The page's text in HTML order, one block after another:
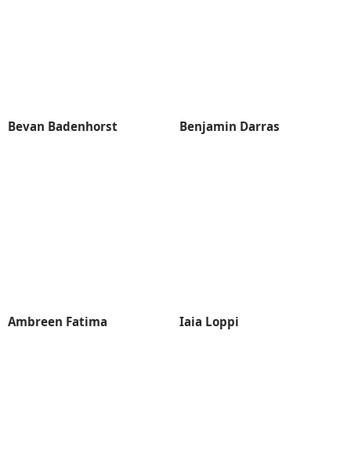
Bevan Badenhorst Benjamin Darras
Ambreen Fatima Iaia Loppi